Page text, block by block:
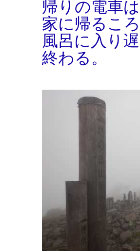
帰りの電車
家に帰るこ
風呂に入り
終わる。